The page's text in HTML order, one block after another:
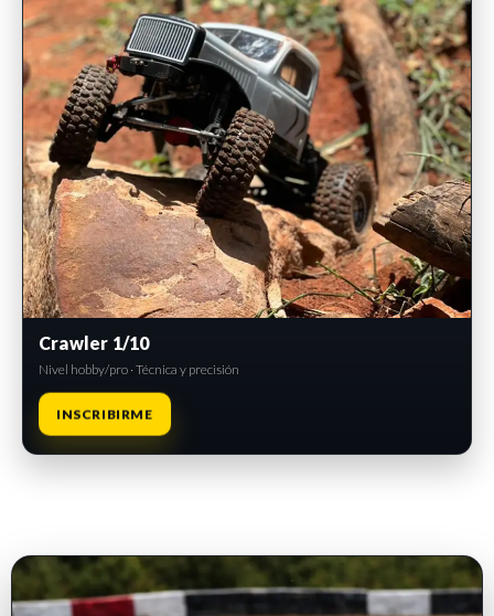
Crawler 1/10
Nivel hobby/pro · Técnica y precisión
INSCRIBIRME